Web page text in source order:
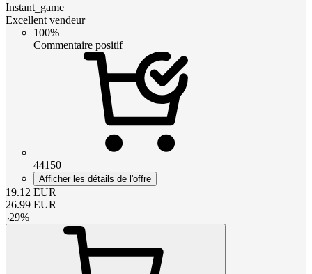
Instant_game
Excellent vendeur
100%
Commentaire positif
44150
Afficher les détails de l'offre
19.12 EUR
26.99 EUR
-29%